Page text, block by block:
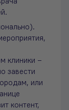
клиники –
завести
или
контент,